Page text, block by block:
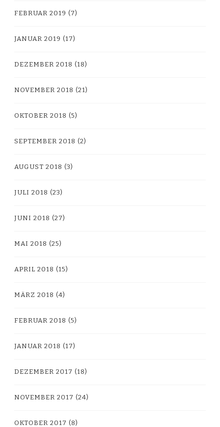
FEBRUAR 2019 (7)
JANUAR 2019 (17)
DEZEMBER 2018 (18)
NOVEMBER 2018 (21)
OKTOBER 2018 (5)
SEPTEMBER 2018 (2)
AUGUST 2018 (3)
JULI 2018 (23)
JUNI 2018 (27)
MAI 2018 (25)
APRIL 2018 (15)
MÄRZ 2018 (4)
FEBRUAR 2018 (5)
JANUAR 2018 (17)
DEZEMBER 2017 (18)
NOVEMBER 2017 (24)
OKTOBER 2017 (8)